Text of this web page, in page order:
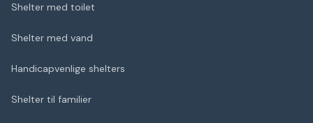
Shelter med toilet
Shelter med vand
Handicapvenlige shelters
Shelter til familier